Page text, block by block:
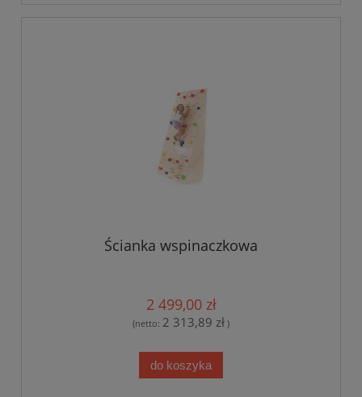
Ścianka wspinaczkowa
2 499,00 zł
(netto: 2 313,89 zł )
do koszyka